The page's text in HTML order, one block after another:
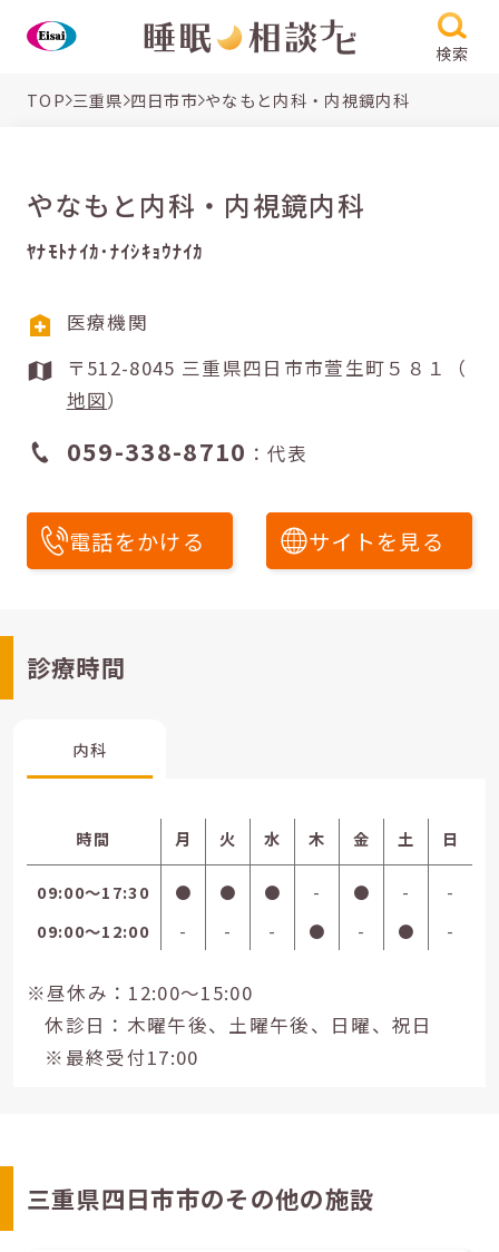
検索
TOP 三重県 四日市市 やなもと内科・内視鏡内科
やなもと内科・内視鏡内科
ﾔﾅﾓﾄﾅｲｶ･ﾅｲｼｷｮｳﾅｲｶ
医療機関
〒512-8045 三重県四日市市萱生町５８１（
地図）
059-338-8710 ：代表
電話をかける サイトを見る
診療時間
内科
時間 月 火 水 木 金 土 日
09:00〜17:30 ● ● ● - ● -
-
09:00〜12:00
- - - ● - ● -
※昼休み：12:00～15:00
休診日：木曜午後、土曜午後、日曜、祝日
※最終受付17:00
三重県四日市市のその他の施設